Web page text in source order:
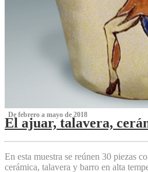
‌ De febrero a mayo de 2018
El ajuar, talavera,
‌
En esta muestra se reúnen 30 piezas
cerámica, talavera y barro en alta